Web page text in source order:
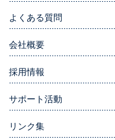
よくある質問
会社概要
採用情報
サポート活動
リンク集